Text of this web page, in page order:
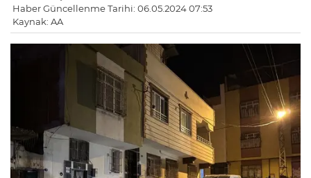
Haber Güncellenme Tarihi: 06.05.2024 07:53
Kaynak: AA